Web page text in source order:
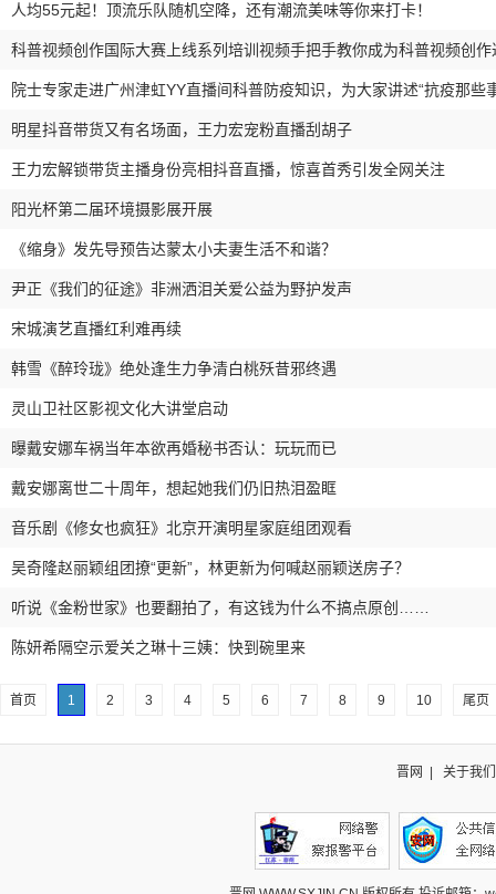
人均55元起！顶流乐队随机空降，还有潮流美味等你来打卡！
科普视频创作国际大赛上线系列培训视频手把手教你成为科普视频创作
院士专家走进广州津虹YY直播间科普防疫知识，为大家讲述“抗疫那些
明星抖音带货又有名场面，王力宏宠粉直播刮胡子
王力宏解锁带货主播身份亮相抖音直播，惊喜首秀引发全网关注
阳光杯第二届环境摄影展开展
《缩身》发先导预告达蒙太小夫妻生活不和谐？
尹正《我们的征途》非洲洒泪关爱公益为野护发声
宋城演艺直播红利难再续
韩雪《醉玲珑》绝处逢生力争清白桃殀昔邪终遇
灵山卫社区影视文化大讲堂启动
曝戴安娜车祸当年本欲再婚秘书否认：玩玩而已
戴安娜离世二十周年，想起她我们仍旧热泪盈眶
音乐剧《修女也疯狂》北京开演明星家庭组团观看
吴奇隆赵丽颖组团撩“更新”，林更新为何喊赵丽颖送房子？
听说《金粉世家》也要翻拍了，有这钱为什么不搞点原创……
陈妍希隔空示爱关之琳十三姨：快到碗里来
首页 1 2 3 4 5 6 7 8 9 10 尾页
晋网 关于我们